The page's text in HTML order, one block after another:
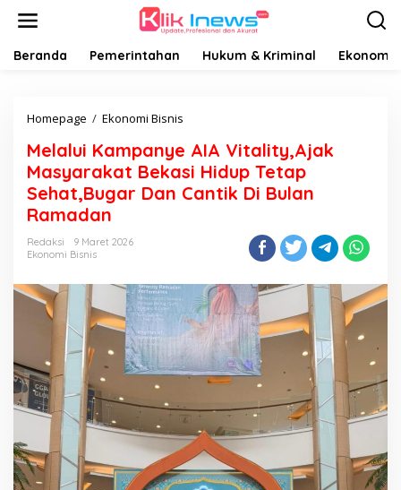
Beranda Pemerintahan Hukum & Kriminal Ekonomi
Homepage / Ekonomi Bisnis
Vitality,Ajak
Masyarakat
Bekasi
Hidup
Bulan
Ramadan
Melalui Kampanye AIA Vitality,Ajak
Masyarakat Bekasi Hidup Tetap
Sehat,Bugar Dan Cantik Di Bulan
Ramadan
Redaksi
9 Maret 2026
Ekonomi Bisnis